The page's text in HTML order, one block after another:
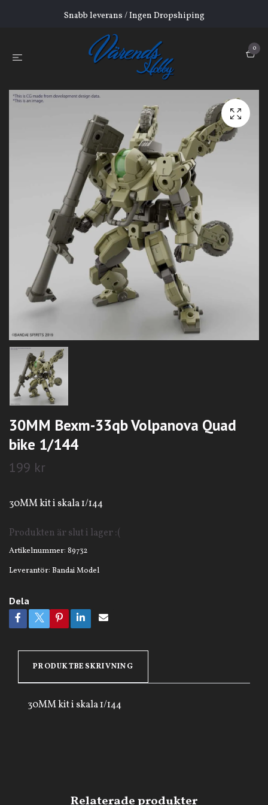
Snabb leverans / Ingen Dropshiping
0
30MM Bexm-33qb Volpanova Quad
bike 1/144
199 kr
30MM kit i skala 1/144
Produkten är slut i lager :(
Artikelnummer: 89732
Leverantör: Bandai Model
Dela
PRODUKTBESKRIVNING
30MM kit i skala 1/144